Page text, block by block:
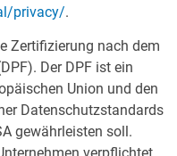
privacy/.
Zertifizierung nach dem
Der DPF ist ein
Union und den
Datenschutzstandards
gewährleisten soll.